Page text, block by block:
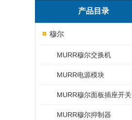
产品目录
穆尔
MURR穆尔交换机
MURR电源模块
MURR穆尔面板插座开关
MURR穆尔抑制器